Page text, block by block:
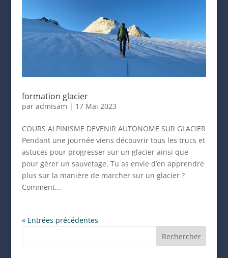
formation glacier
par admisam | 17 Mai 2023
COURS ALPINISME DEVENIR AUTONOME SUR GLACIER
Pendant une journée viens découvrir tous les trucs et
astuces pour progresser sur un glacier ainsi que
pour gérer un sauvetage. Tu as envie d’en apprendre
plus sur la manière de marcher sur un glacier ?
Comment...
« Entrées précédentes
Rechercher